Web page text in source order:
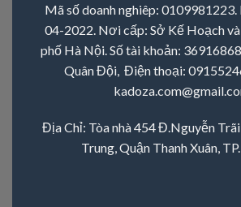
Mã số doanh nghiêp:
04-2022. Nơi cấp: Sở Kế Hoạch
phố Hà Nội. Số tài khoản:
Quân Đội, Điện thoại:
Địa Chỉ: Tòa nhà 454 Đ.Nguyễn
Trung, Quận Thanh Xuân,